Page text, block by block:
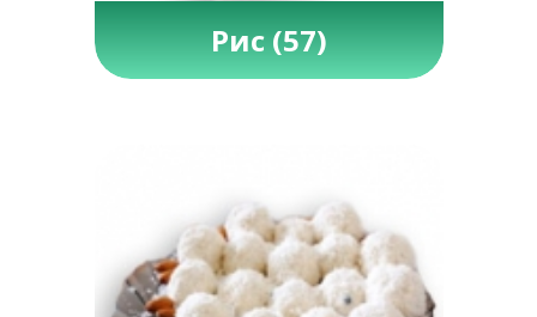
Рис(57)